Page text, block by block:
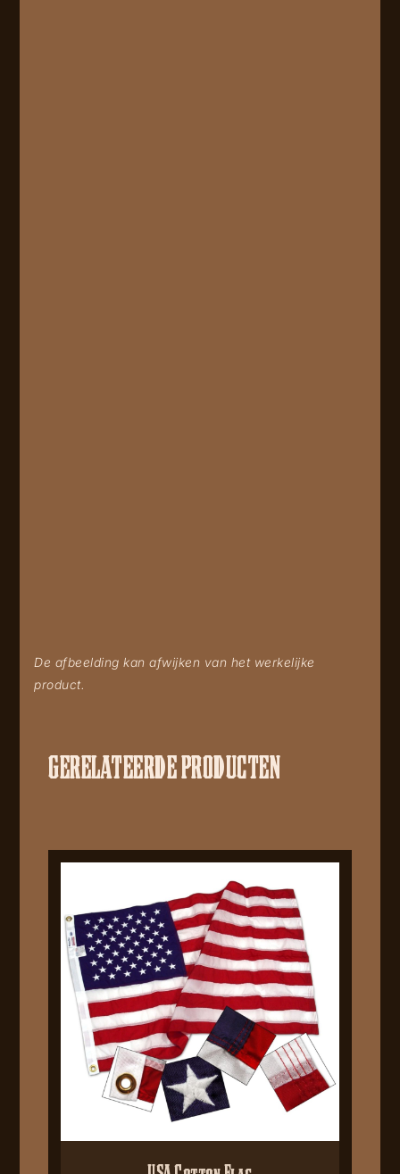
De afbeelding kan afwijken van het werkelijke
product.
GERELATEERDE PRODUCTEN